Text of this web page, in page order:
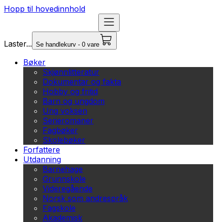
Hopp til hovedinnhold
Laster... Se handlekurv - 0 vare
Bøker
Skjønnlitteratur
Dokumentar og fakta
Hobby og fritid
Barn og ungdom
Ung voksen
Serieromaner
Fagbøker
Skolebøker
Forfattere
Utdanning
Barnehage
Grunnskole
Videregående
Norsk som andrespråk
Fagskole
Akademisk